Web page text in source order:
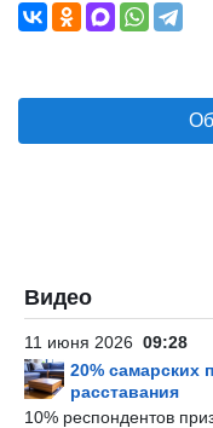
Видео
11 июня 2026 09:28
20% самарских
расставания
10% респондентов